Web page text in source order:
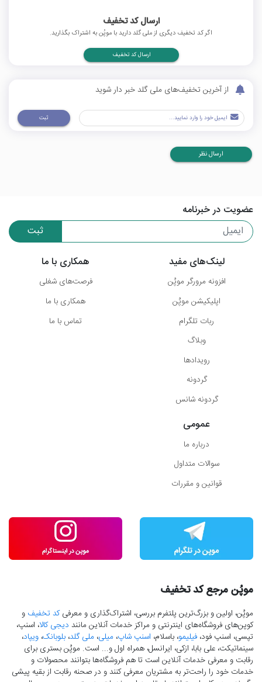
ارسال کد تخفیف
اگر کد تخفیف دیگری از ملی گلد دارید با موپُن به اشتراک بگذارید.
ارسال کد تخفیف
از آخرین تخفیف‌های ملی گلد خبر دار شوید
ثبت
ارسال نظر
عضویت در خبرنامه
ثبت
لینک‌های مفید
افزونه مرورگر موپُن
اپلیکیشن موپُن
ربات تلگرام
وبلاگ
رویدادها
گردونه
گردونه شانس
همکاری با ما
فرصت‌های شغلی
همکاری با ما
تماس با ما
عمومی
درباره ما
سوالات متداول
قوانین و مقررات
موپُن مرجع کد تخفیف
موپُن، اولین و بزرگ‌ترین پلتفرم بررسی، اشتراک‌گذاری و معرفیکد تخفیف و
کوپن‌های فروشگاه‌های اینترنتی و مراکز خدمات آنلاین مانند دیجی کالا، اسنپ،
تپسی، اسنپ فود، فیلیمو، باسلام، اسنپ شاپ، میلی، ملی گلد، بلوبانک، ویپاد،
سینماتیکت، علی بابا، ازکی، ایرانسل، همراه اول و... است. موپُن بستری برای
رقابت و معرفی خدمات آنلاین است تا هم فروشگاه‌ها بتوانند محصولات و
خدمات خود را راحت‌تر به مشتریان معرفی کنند و در صحنه رقابت از بقیه پیشی